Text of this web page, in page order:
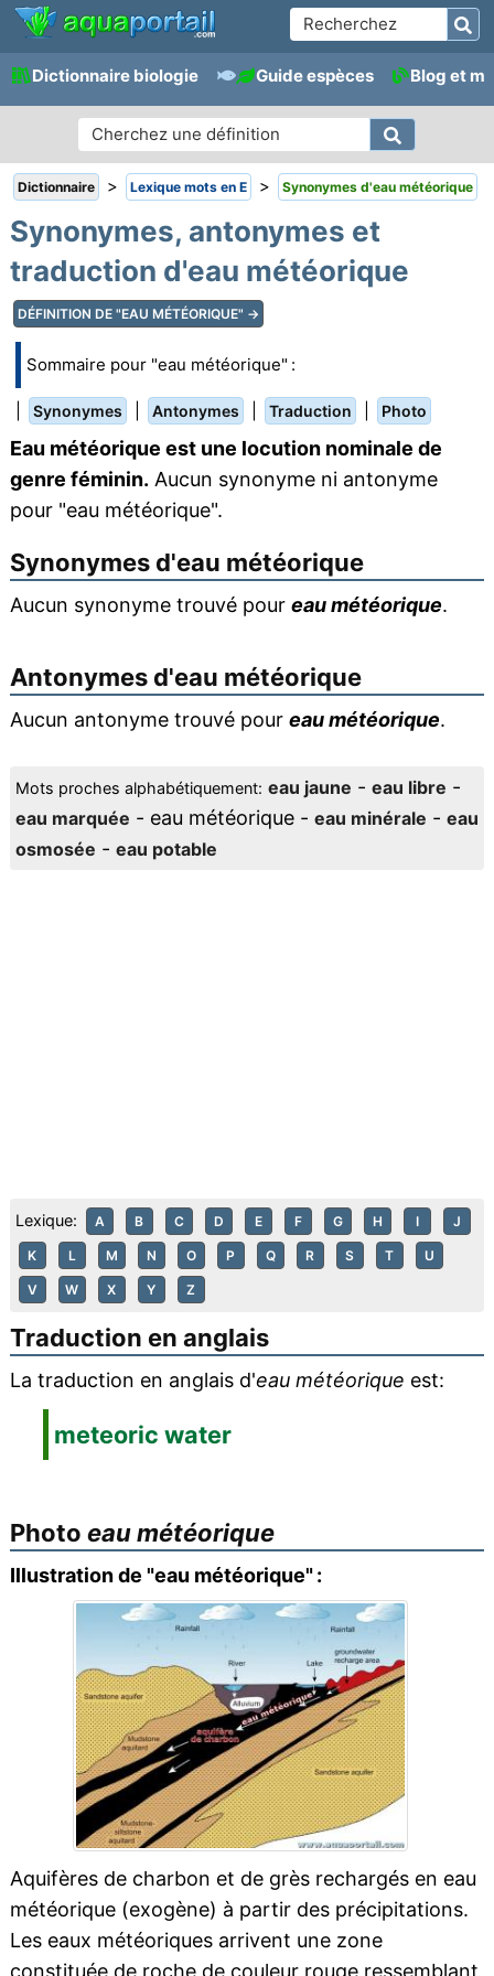
Dictionnaire biologie Guide espèces Blog et
Dictionnaire > Lexique mots en E > Synonymes d'eau météorique
Synonymes, antonymes et
traduction d'eau météorique
DÉFINITION DE "EAU MÉTÉORIQUE" →
Sommaire pour "eau météorique" :
Synonymes Antonymes Traduction Photo
Eau météorique est une locution nominale de
genre féminin. Aucun synonyme ni antonyme
pour "eau météorique".
Synonymes d'eau météorique
Aucun synonyme trouvé pour eau météorique.
Antonymes d'eau météorique
Aucun antonyme trouvé pour eau météorique.
Mots proches alphabétiquement: eau jaune - eau libre -
eau marquée - eau météorique - eau minérale - eau
osmosée - eau potable
Lexique: A B C D E F G H I J
K L M N O P Q R S T U
V W X Y Z
Traduction en anglais
La traduction en anglais d'eau météorique est:
meteoric water
Photo eau météorique
Illustration de "eau météorique" :
Aquifères de charbon et de grès rechargés en eau
météorique (exogène) à partir des précipitations.
Les eaux météoriques arrivent une zone
constituée de roche de couleur rouge ressemblant